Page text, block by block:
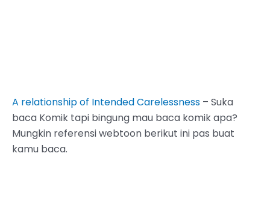
A relationship of Intended Carelessness – Suka
baca Komik tapi bingung mau baca komik apa?
Mungkin referensi webtoon berikut ini pas buat
kamu baca.